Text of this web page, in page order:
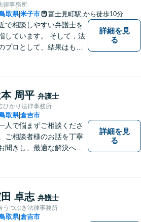
律事務所
取県|米子市 富士見町駅 から徒歩10分
で相談しやすい弁護士を
しています。 そして，法
プロとして、結果はもち
者様の心を理解し，寄り
ながら問題い解決のサポ
を心がけています。
詳細を見
る
周平 弁護士
ひかり法律事務所
取県|倉吉市
人で悩まずご相談くださ
ご相談者様のお話を丁寧
聞きし、最適な解決へと
詳細を見
る
卓志 弁護士
うつぶき法律事務所
取県|倉吉市